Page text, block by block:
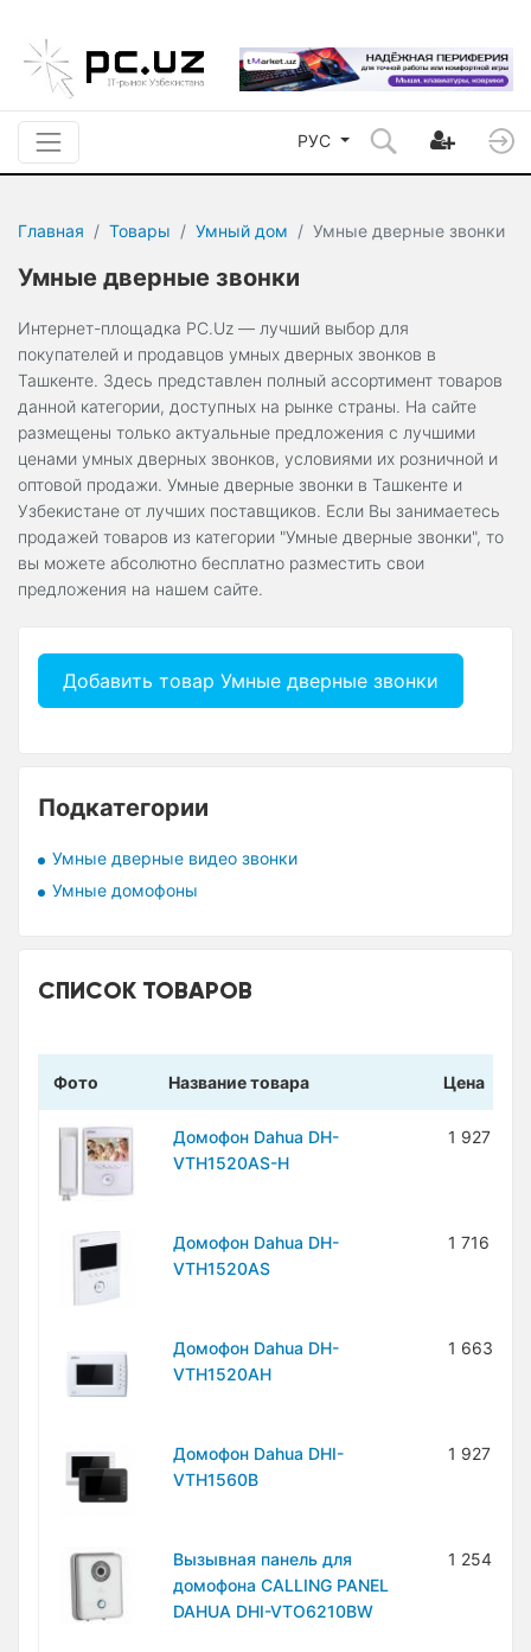
РУС
Главная Товары Умный дом Умные дверные звонки
Умные дверные звонки
Интернет-площадка PC.Uz — лучший выбор для
покупателей и продавцов умных дверных звонков в
Ташкенте. Здесь представлен полный ассортимент товаров
данной категории, доступных на рынке страны. На сайте
размещены только актуальные предложения с лучшими
ценами умных дверных звонков, условиями их розничной и
оптовой продажи. Умные дверные звонки в Ташкенте и
Узбекистане от лучших поставщиков. Если Вы занимаетесь
продажей товаров из категории "Умные дверные звонки", то
вы можете абсолютно бесплатно разместить свои
предложения на нашем сайте.
Добавить товар Умные дверные звонки
Подкатегории
Умные дверные видео звонки
Умные домофоны
СПИСОК ТОВАРОВ
Фото Название товара Цена
Домофон Dahua DH-
VTH1520AS-H
1 927
Домофон Dahua DH-
VTH1520AS
1 716
Домофон Dahua DH-
VTH1520AH
1 663
Домофон Dahua DHI-
VTH1560B
1 927
Вызывная панель для
домофона CALLING PANEL
DAHUA DHI-VTO6210BW
1 254